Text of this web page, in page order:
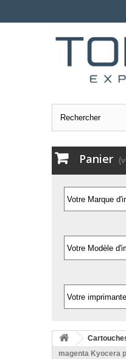
Panier
magenta Kyocera